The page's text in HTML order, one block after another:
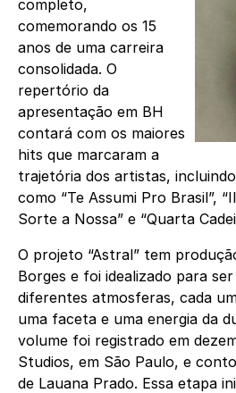
completo,
comemorando os 15
anos de uma carreira
consolidada. O
repertório da
apresentação em BH
contará com os maiores
hits que marcaram a
trajetória dos artistas,
como “Te Assumi Pro Brasil”,
Sorte a Nossa” e “Quarta
O projeto “Astral” tem
Borges e foi idealizado para
diferentes atmosferas, cada
uma faceta e uma energia da
volume foi registrado em
Studios, em São Paulo, e
de Lauana Prado. Essa etapa